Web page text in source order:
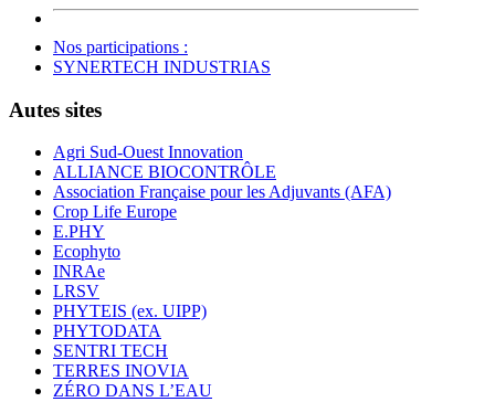
Nos participations :
SYNERTECH INDUSTRIAS
Autes sites
Agri Sud-Ouest Innovation
ALLIANCE BIOCONTRÔLE
Association Française pour les Adjuvants (AFA)
Crop Life Europe
E.PHY
Ecophyto
INRAe
LRSV
PHYTEIS (ex. UIPP)
PHYTODATA
SENTRI TECH
TERRES INOVIA
ZÉRO DANS L’EAU